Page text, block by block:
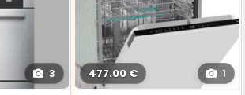
3 477.00 € 1